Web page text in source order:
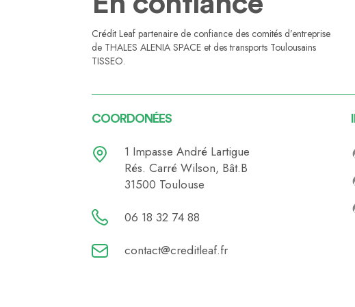
Crédit Leaf partenaire de confiance des comités d’entreprise
de THALES ALENIA SPACE et des transports Toulousains
TISSEO.
COORDONÉES
1 Impasse André Lartigue
Rés. Carré Wilson, Bât.B
31500 Toulouse
06 18 32 74 88
contact@creditleaf.fr